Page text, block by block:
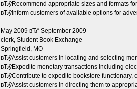
вЂўRecommend appropriate sizes and formats
вЂўInform customers of available options for
May 2009 вЂ“ September 2009
clerk, Student Book Exchange
Springfield, MO
вЂўAssist customers in locating and selecting
вЂўExpedite monetary transactions including
вЂўContribute to expedite bookstore functionary,
вЂўAssist customers in directing them to